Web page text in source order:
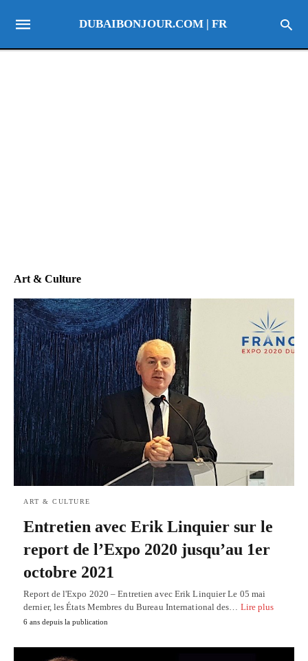
DUBAIBONJOUR.COM | FR
Art & Culture
ART & CULTURE
Entretien avec Erik Linquier sur le
report de l’Expo 2020 jusqu’au 1er
octobre 2021
Report de l'Expo 2020 – Entretien avec Erik Linquier Le 05 mai
dernier, les États Membres du Bureau International des… Lire plus
6 ans depuis la publication